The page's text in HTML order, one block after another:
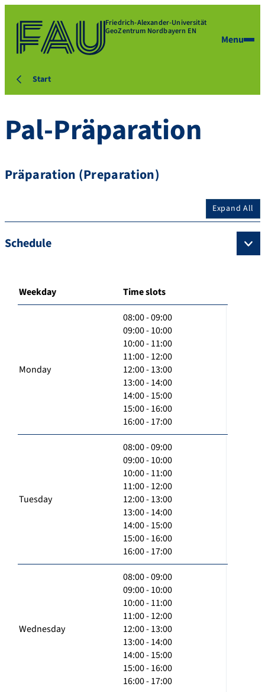
Friedrich-Alexander-Universität
GeoZentrum Nordbayern EN
Menu
Start
Pal-Präparation
Präparation (Preparation)
Expand All
Schedule
Weekday Time slots
Monday
08:00 - 09:00
09:00 - 10:00
10:00 - 11:00
11:00 - 12:00
12:00 - 13:00
13:00 - 14:00
14:00 - 15:00
15:00 - 16:00
16:00 - 17:00
Tuesday
08:00 - 09:00
09:00 - 10:00
10:00 - 11:00
11:00 - 12:00
12:00 - 13:00
13:00 - 14:00
14:00 - 15:00
15:00 - 16:00
16:00 - 17:00
Wednesday
08:00 - 09:00
09:00 - 10:00
10:00 - 11:00
11:00 - 12:00
12:00 - 13:00
13:00 - 14:00
14:00 - 15:00
15:00 - 16:00
16:00 - 17:00